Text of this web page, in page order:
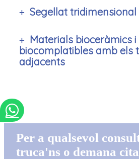
Segellat tridimensional
Materials bioceràmics i
biocomplatibles amb els
adjacents
Per a qualsevol
truca'ns o demana cita